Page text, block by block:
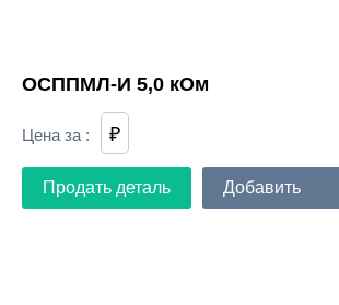
ОСППМЛ-И 5,0 кОм
Цена за : ₽
Продать деталь Добавить